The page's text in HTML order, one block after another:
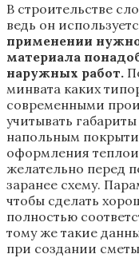
В строительстве
ведь он
применении
материала
наружных работ.
минвата каких
современными
учитывать
напольным
оформления
желательно перед
заранее схему.
чтобы сделать
полностью
тому же такие
при создании